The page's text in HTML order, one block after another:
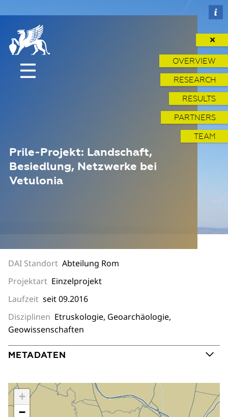
Prile-Projekt: Landschaft,
Besiedlung, Netzwerke bei
Vetulonia
✕
OVERVIEW
RESEARCH
RESULTS
PARTNERS
TEAM
DAI Standort Abteilung Rom
Projektart Einzelprojekt
Laufzeit seit 09.2016
Disziplinen Etruskologie, Geoarchäologie,
Geowissenschaften
METADATEN